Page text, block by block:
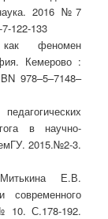
2016 №7
122-133
феномен
Кемерово :
978–5–7148–
в научно-
2015.№2-3.
Е.В.
современного
10. С.178-192.